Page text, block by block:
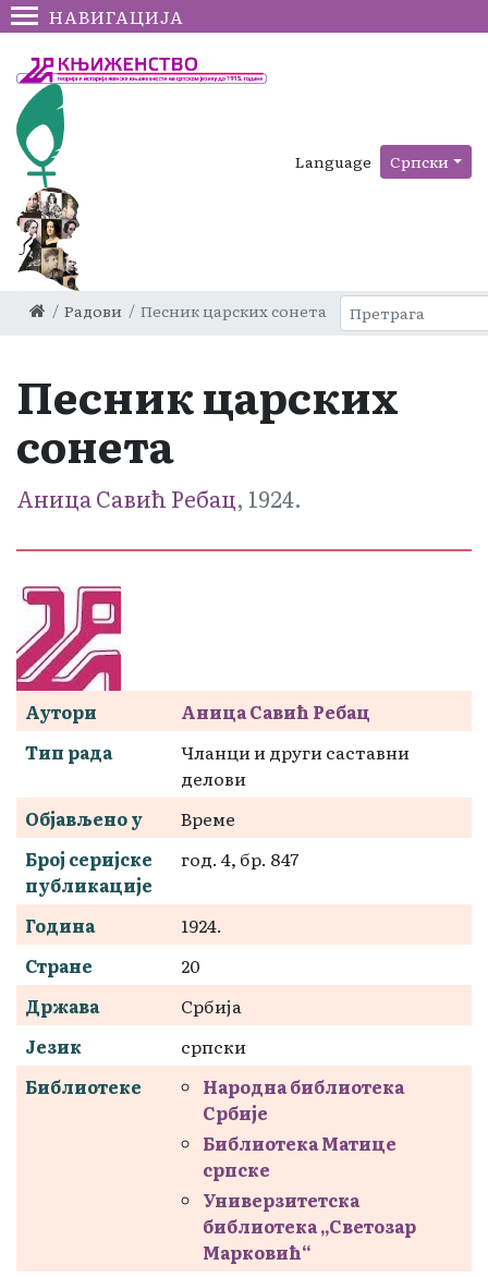
НАВИГАЦИЈА
Language Српски
Радови Песник царских сонета
Песник царских
сонета
Аница Савић Ребац, 1924.
Аутори
Аница Савић Ребац
Тип рада
Чланци и други саставни
делови
Објављено у
Време
Број серијске
публикације
год. 4, бр. 847
Година
1924.
Стране
20
Држава
Србија
Језик
српски
Библиотеке
Народна библиотека
Србије
Библиотека Матице
српске
Универзитетска
библиотека „Светозар
Марковић“